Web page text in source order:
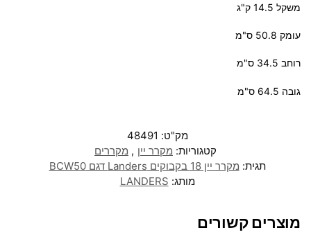
משקל 14.5 ק"ג
עומק 50.8 ס"מ
רוחב 34.5 ס"מ
גובה 64.5 ס"מ
מק"ט: 48491
קטגוריות: מקרר יין , מקררים
תגית: מקרר יין 18 בקבוקים Landers דגם BCW50
מותג: LANDERS
מוצרים קשורים